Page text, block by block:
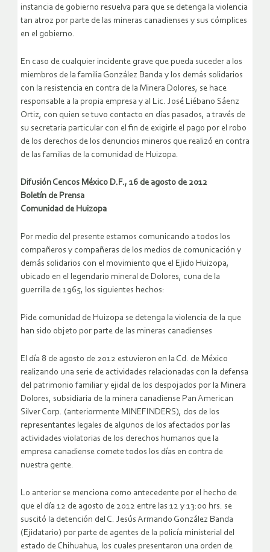
instancia de gobierno resuelva para que se detenga la violencia
tan atroz por parte de las mineras canadienses y sus cómplices
en el gobierno.
En caso de cualquier incidente grave que pueda suceder a los
miembros de la familia González Banda y los demás solidarios
con la resistencia en contra de la Minera Dolores, se hace
responsable a la propia empresa y al Lic. José Liébano Sáenz
Ortiz, con quien se tuvo contacto en días pasados, a través de
su secretaria particular con el fin de exigirle el pago por el robo
de los derechos de los denuncios mineros que realizó en contra
de las familias de la comunidad de Huizopa.
Difusión Cencos México D.F., 16 de agosto de 2012
Boletín de Prensa
Comunidad de Huizopa
Por medio del presente estamos comunicando a todos los
compañeros y compañeras de los medios de comunicación y
demás solidarios con el movimiento que el Ejido Huizopa,
ubicado en el legendario mineral de Dolores, cuna de la
guerrilla de 1965, los siguientes hechos:
Pide comunidad de Huizopa se detenga la violencia de la que
han sido objeto por parte de las mineras canadienses
El día 8 de agosto de 2012 estuvieron en la Cd. de México
realizando una serie de actividades relacionadas con la defensa
del patrimonio familiar y ejidal de los despojados por la Minera
Dolores, subsidiaria de la minera canadiense Pan American
Silver Corp. (anteriormente MINEFINDERS), dos de los
representantes legales de algunos de los afectados por las
actividades violatorias de los derechos humanos que la
empresa canadiense comete todos los días en contra de
nuestra gente.
Lo anterior se menciona como antecedente por el hecho de
que el día 12 de agosto de 2012 entre las 12 y 13:00 hrs. se
suscitó la detención del C. Jesús Armando González Banda
(Ejidatario) por parte de agentes de la policía ministerial del
estado de Chihuahua, los cuales presentaron una orden de